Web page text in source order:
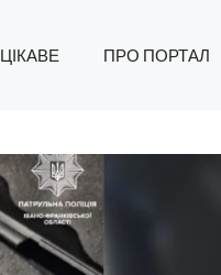
ЦІКАВЕ ПРО ПОРТАЛ